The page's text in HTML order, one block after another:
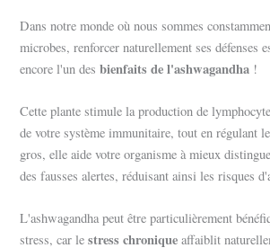
Dans notre monde où nous sommes
microbes, renforcer naturellement ses défenses
encore l'un desbienfaits de l'ashwagandha !
Cette plante stimule la production de
de votre système immunitaire, tout en régulant
gros, elle aide votre organisme à mieux
des fausses alertes, réduisant ainsi les risques
L'ashwagandha peut être particulièrement
stress, car lestress chronique affaiblit